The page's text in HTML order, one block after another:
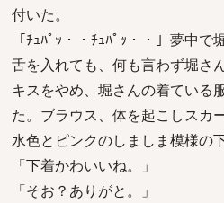
付いた。
「ﾁｭﾊﾟｯ・・ﾁｭﾊﾟｯ・・」夢中で
舌を入れても、何も言わず堀さ
キスをやめ、堀さんの着ている
た。ブラウス、体を起こしスカ
水色とピンクのしましま模様の
「下着かわいいね。」
「そお？ありがと。」